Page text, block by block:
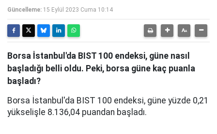
Güncelleme: 15 Eylül 2023 Cuma 10:14
Borsa İstanbul'da BIST 100 endeksi, güne nasıl
başladığı belli oldu. Peki, borsa güne kaç puanla
başladı?
Borsa İstanbul'da BIST 100 endeksi, güne yüzde 0,21
yükselişle 8.136,04 puandan başladı.